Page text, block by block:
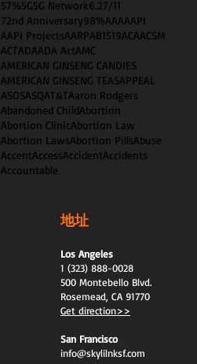
57%5G5G Network6.27/11
72nd Anniversary98%AAAAAPI
AAPI ProjectsAARPAB1519ACAACSM
ACTADAADA ActAMC
AMERICAN GINSENG CANDIES
AMERICAN GINSENG TEASAPPEAL
ASOSASQAT&TAaron Rodgers
Abandoned ChildAbortion
Abortion ClinicAbortion Law
Abortion LawsAbortion PillsAbuse
AccentAccessAccidentAccidents
Accountable
地址
Los Angeles
1 (323) 888-0028
500 Montebello Blvd.
Rosemead, CA 91770
Get direction>>
San Francisco
info@skylilnksf.com